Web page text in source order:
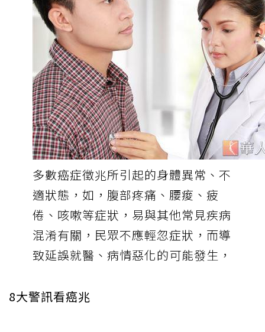
多數癌症徵兆所引起的身體異常、不
適狀態，如，腹部疼痛、腰痠、疲
倦、咳嗽等症狀，易與其他常見疾病
混淆有關，民眾不應輕忽症狀，而導
致延誤就醫、病情惡化的可能發生，
8大警訊看癌兆